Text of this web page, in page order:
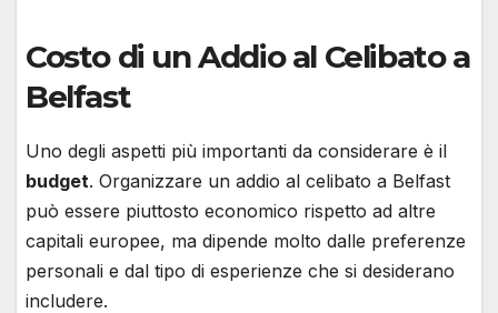
Costo di un Addio al Celibato a
Belfast
Uno degli aspetti più importanti da considerare è il
budget. Organizzare un addio al celibato a Belfast
può essere piuttosto economico rispetto ad altre
capitali europee, ma dipende molto dalle preferenze
personali e dal tipo di esperienze che si desiderano
includere.